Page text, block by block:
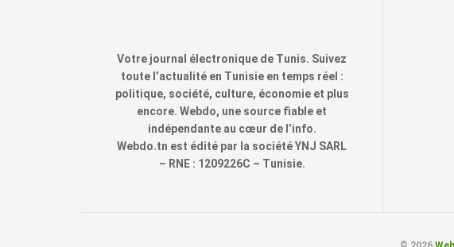
Votre journal électronique de Tunis. Suivez
toute l’actualité en Tunisie en temps réel :
politique, société, culture, économie et plus
encore. Webdo, une source fiable et
indépendante au cœur de l’info.
Webdo.tn est édité par la société YNJ SARL
– RNE : 1209226C – Tunisie.